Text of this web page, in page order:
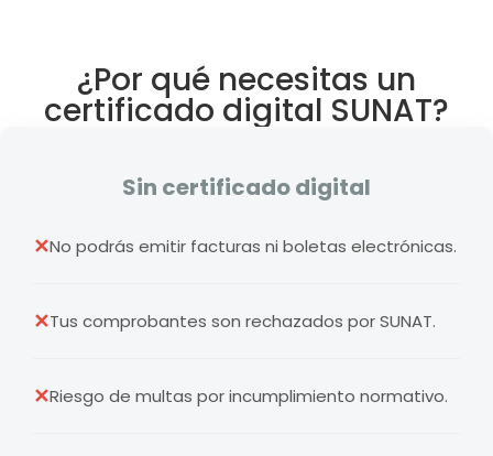
¿Por qué necesitas un
certificado digital SUNAT?
Sin certificado digital
✕No podrás emitir facturas ni boletas electrónicas.
✕Tus comprobantes son rechazados por SUNAT.
✕Riesgo de multas por incumplimiento normativo.